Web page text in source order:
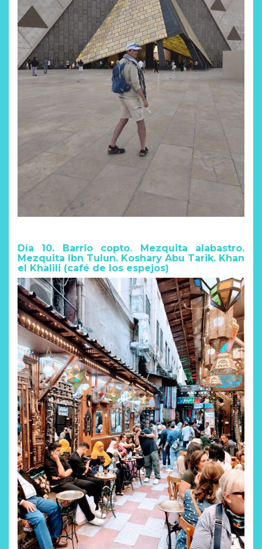
Día 10. Barrio copto. Mezquita alabastro.
Mezquita Ibn Tulun. Koshary Abu Tarik. Khan
el Khalili (café de los espejos)